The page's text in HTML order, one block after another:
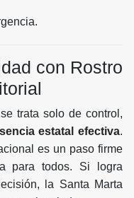
con Rostro
trata solo de control,
estatal efectiva.
es un paso firme
para todos. Si logra
la Santa Marta